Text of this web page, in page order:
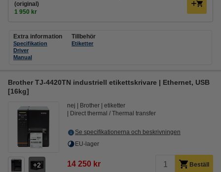
(original)
1 950 kr
Extra information
Specifikation
Driver
Manual
Tillbehör
Etiketter
Brother TJ-4420TN industriell etikettskrivare | Ethernet, USB
[16kg]
2
nej Brother
etiketter
Direct thermal / Thermal transfer
Se specifikationerna och beskrivningen
EU-lager
14 250 kr Beställ